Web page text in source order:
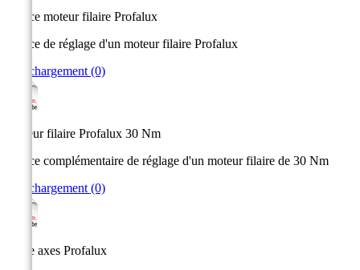
Notice moteur filaire Profalux
Notice de réglage d'un moteur filaire Profalux
Téléchargement (0)
Moteur filaire Profalux 30 Nm
Notice complémentaire de réglage d'un moteur filaire de 30 Nm
Téléchargement (0)
Taille axes Profalux